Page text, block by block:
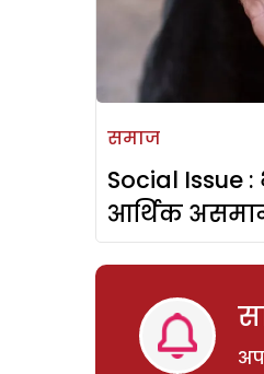
समाज
Social Issue
आर्थिक